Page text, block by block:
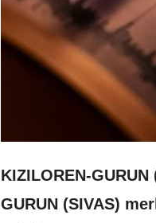
KIZILOREN-GURUN
GURUN (SIVAS)